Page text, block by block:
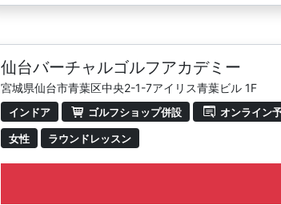
仙台バーチャルゴルフアカデミー
宮城県仙台市青葉区中央2-1-7アイリス青葉ビル 1F
インドア ゴルフショップ併設 オンライン
女性 ラウンドレッスン